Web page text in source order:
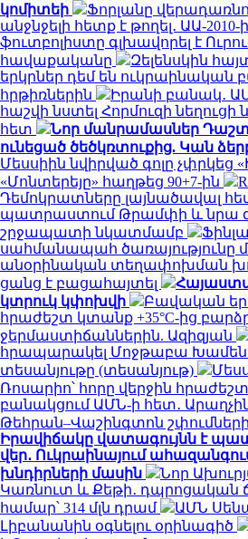
կոմիտեի
Ֆորլանը
անջնջելի հետք է թողել․ ԱԱ-2010-
ֆուտբոլիստը գլխավորել է
հավաքականը
Զելենսկին
երկրներ դեմ են ուկրաինական
հրթիռներին
Իրանի բանակ․
հաշվի նստել Հորմուզի նեղուցի
հետ
Նոր մանրամասներ
ունեցած ծեծկռտուքից. Կան
Մեսսիին նվիրված գոլը չփրկեց
«Մոնտերեյը» հաղթեց 90+7-ին
Դեմոկրատները լայնածավալ
պատրաստում Թրամփի և նրա
շրջապատի նկատմամբ
սահմանապահ ծառայությունը
անօրինական տեղափոխման
ցանց է բացահայտել
կտրուկ կփոխվի
Բավական
հրաժեշտ կտանք +35°C-ից
ջերմաստիճաններին. Ազիզյան
հրապարակել Մոջթաբա
տեսանյութը (տեսանյութ)
Ռոսարիո՝ հորը վերջին
բանակցում ԱՄՆ-ի հետ․
Թեհրան–Վաշինգտոն
Իրավիճակը վատագույնն է
վեր․ Ուկրաինայում
խնդիրների մասին
Նոր
Կառնուտ և Քեթի․
համար՝ 314 մլն դրամ
ԱՄՆ
Լիբանանին օգնելու օրինագիծ